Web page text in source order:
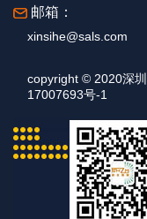
邮箱：
xinsihe@sals.com
copyright © 2020深
17007693号-1